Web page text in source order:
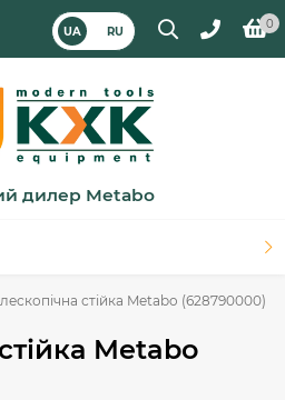
UA RU
0
дилер Metabo
стійка Metabo (628790000)
Metabo